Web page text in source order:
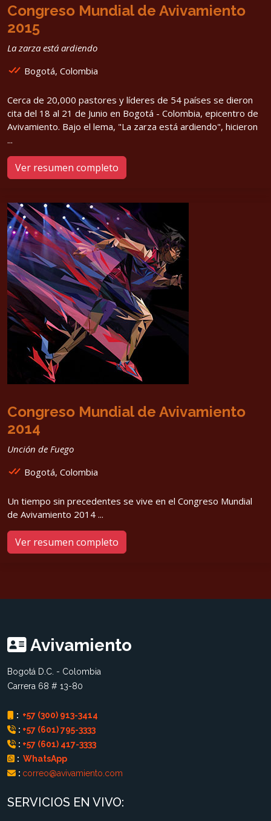
Congreso Mundial de Avivamiento
2015
La zarza está ardiendo
Bogotá, Colombia
Cerca de 20,000 pastores y líderes de 54 países se dieron
cita del 18 al 21 de Junio en Bogotá - Colombia, epicentro de
Avivamiento. Bajo el lema, "La zarza está ardiendo", hicieron
...
Ver resumen completo
Congreso Mundial de Avivamiento
2014
Unción de Fuego
Bogotá, Colombia
Un tiempo sin precedentes se vive en el Congreso Mundial
de Avivamiento 2014 ...
Ver resumen completo
Avivamiento
Bogotá D.C. - Colombia
Carrera 68 # 13-80
: +57 (300) 913-3414
: +57 (601) 795-3333
: +57 (601) 417-3333
: WhatsApp
: correo@avivamiento.com
SERVICIOS EN VIVO: